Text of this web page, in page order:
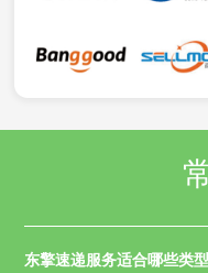
东擎速递服务适合哪些类